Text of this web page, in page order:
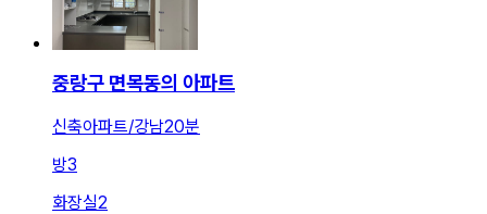
중랑구 면목동의 아파트
신축아파트/강남20분
방3
화장실2